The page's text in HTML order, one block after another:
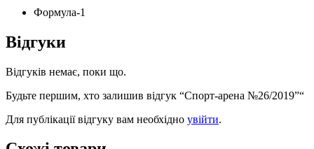
Формула-1
Відгуки
Відгуків немає, поки що.
Будьте першим, хто залишив відгук “Спорт-арена №26/2019”“
Для публікації відгуку вам необхідно увійти.